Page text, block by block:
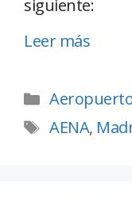
siguiente:
Leer más
AENA,